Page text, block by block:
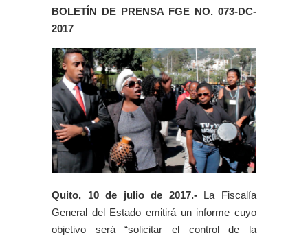
BOLETÍN DE PRENSA FGE NO. 073-DC-
2017
Quito, 10 de julio de 2017.-La Fiscalía
General del Estado emitirá un informe cuyo
objetivo será “solicitar el control de la